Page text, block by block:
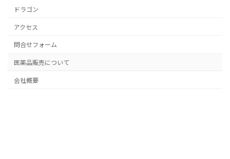
ドラゴン
アクセス
問合せフォーム
医薬品販売について
会社概要